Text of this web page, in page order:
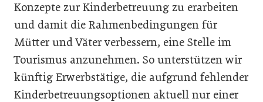
Konzepte zur Kinderbetreuung zu erarbeiten
und damit die Rahmenbedingungen für
Mütter und Väter verbessern, eine Stelle im
Tourismus anzunehmen. So unterstützen wir
künftig Erwerbstätige, die aufgrund fehlender
Kinderbetreuungsoptionen aktuell nur einer